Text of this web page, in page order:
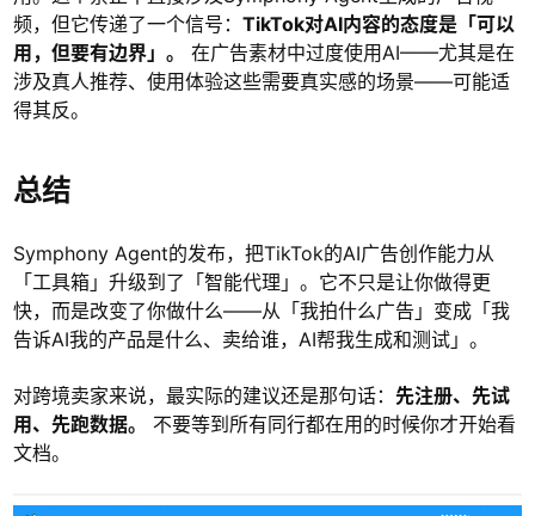
频，但它传递了一个信号： TikTok对AI内容的态度是「可以
用，但要有边界」。
在广告素材中过度使用AI——尤其是在
涉及真人推荐、使用体验这些需要真实感的场景——可能适
得其反。
总结
Symphony Agent的发布，把TikTok的AI广告创作能力从
「工具箱」升级到了「智能代理」。它不只是让你做得更
快，而是改变了你做什么——从「我拍什么广告」变成「我
告诉AI我的产品是什么、卖给谁，AI帮我生成和测试」。
对跨境卖家来说，最实际的建议还是那句话： 先注册、先试
用、先跑数据。
不要等到所有同行都在用的时候你才开始看
文档。